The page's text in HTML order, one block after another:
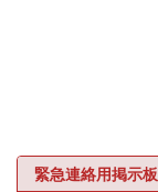
緊急連絡用掲示板